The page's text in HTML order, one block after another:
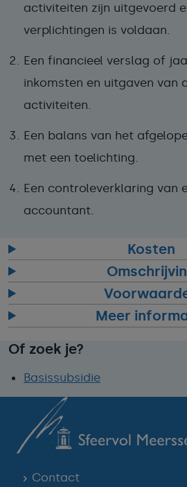
activiteiten zijn uitgevoerd
verplichtingen is voldaan.
Een financieel verslag of
inkomsten en uitgaven van
activiteiten.
Een balans van het
met een toelichting.
Een controleverklaring van
accountant.
Kosten
Meer
Of zoek je?
Basissubsidie
Contact